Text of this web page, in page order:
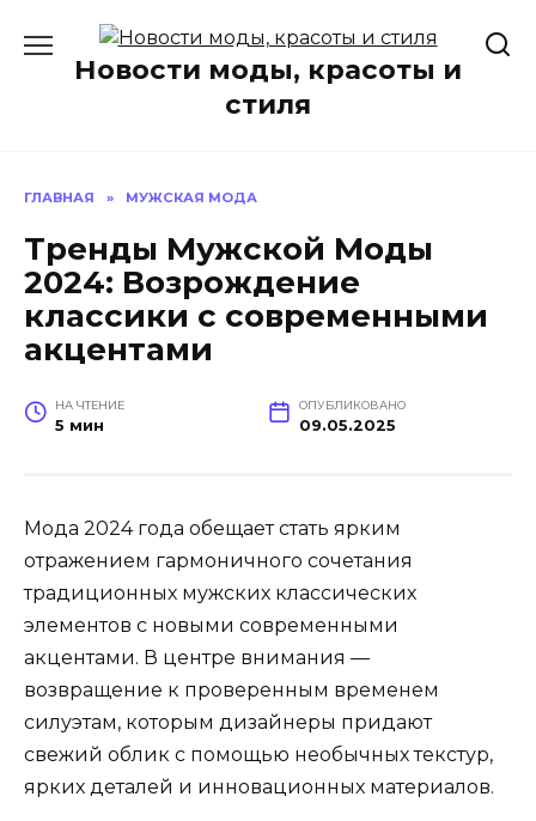
содержаниюНовости моды, красоты и
стиля
ГЛАВНАЯ » МУЖСКАЯ МОДА
Тренды Мужской Моды
2024: Возрождение
классики с современными
акцентами
НА ЧТЕНИЕ
5 мин
ОПУБЛИКОВАНО
09.05.2025
Мода 2024 года обещает стать ярким
отражением гармоничного сочетания
традиционных мужских классических
элементов с новыми современными
акцентами. В центре внимания —
возвращение к проверенным временем
силуэтам, которым дизайнеры придают
свежий облик с помощью необычных текстур,
ярких деталей и инновационных материалов.